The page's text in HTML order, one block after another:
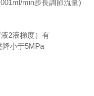
min步長調節流量)
2液梯度）有
降小于5MPa